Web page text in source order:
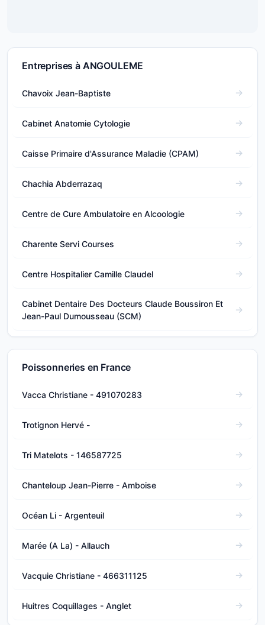
Entreprises à ANGOULEME
Chavoix Jean-Baptiste
Cabinet Anatomie Cytologie
Caisse Primaire d'Assurance Maladie (CPAM)
Chachia Abderrazaq
Centre de Cure Ambulatoire en Alcoologie
Charente Servi Courses
Centre Hospitalier Camille Claudel
Cabinet Dentaire Des Docteurs Claude Boussiron Et
Jean-Paul Dumousseau (SCM)
Poissonneries en France
Vacca Christiane - 491070283
Trotignon Hervé -
Tri Matelots - 146587725
Chanteloup Jean-Pierre - Amboise
Océan Li - Argenteuil
Marée (A La) - Allauch
Vacquie Christiane - 466311125
Huitres Coquillages - Anglet